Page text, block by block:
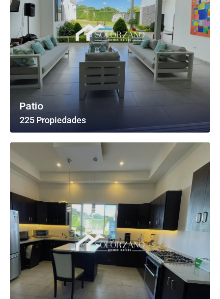
Patio
225 Propiedades
Ver Todas Las Propiedades